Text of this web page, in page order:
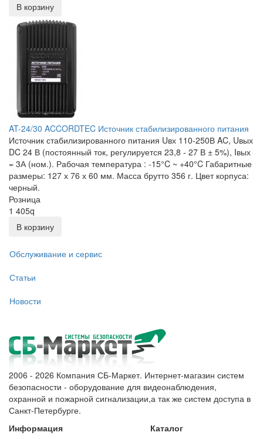
В корзину
AT-24/30 ACCORDTEC Источник стабилизированного питания
Источник стабилизированного питания Uвх 110-250В AC, Uвых
DC 24 В (постоянный ток, регулируется 23,8 - 27 В ± 5%), Iвых
= 3А (ном.). Рабочая температура : -15°C ~ +40°C Габаритные
размеры: 127 х 76 х 60 мм. Масса брутто 356 г. Цвет корпуса:
черный.
Розница
1 405q
В корзину
Обслуживание и сервис
Статьи
Новости
2006 - 2026 Компания СБ-Маркет. Интернет-магазин систем
безопасности - оборудование для видеонаблюдения,
охранной и пожарной сигнализации,а так же систем доступа в
Санкт-Петербурге.
Информация
Каталог